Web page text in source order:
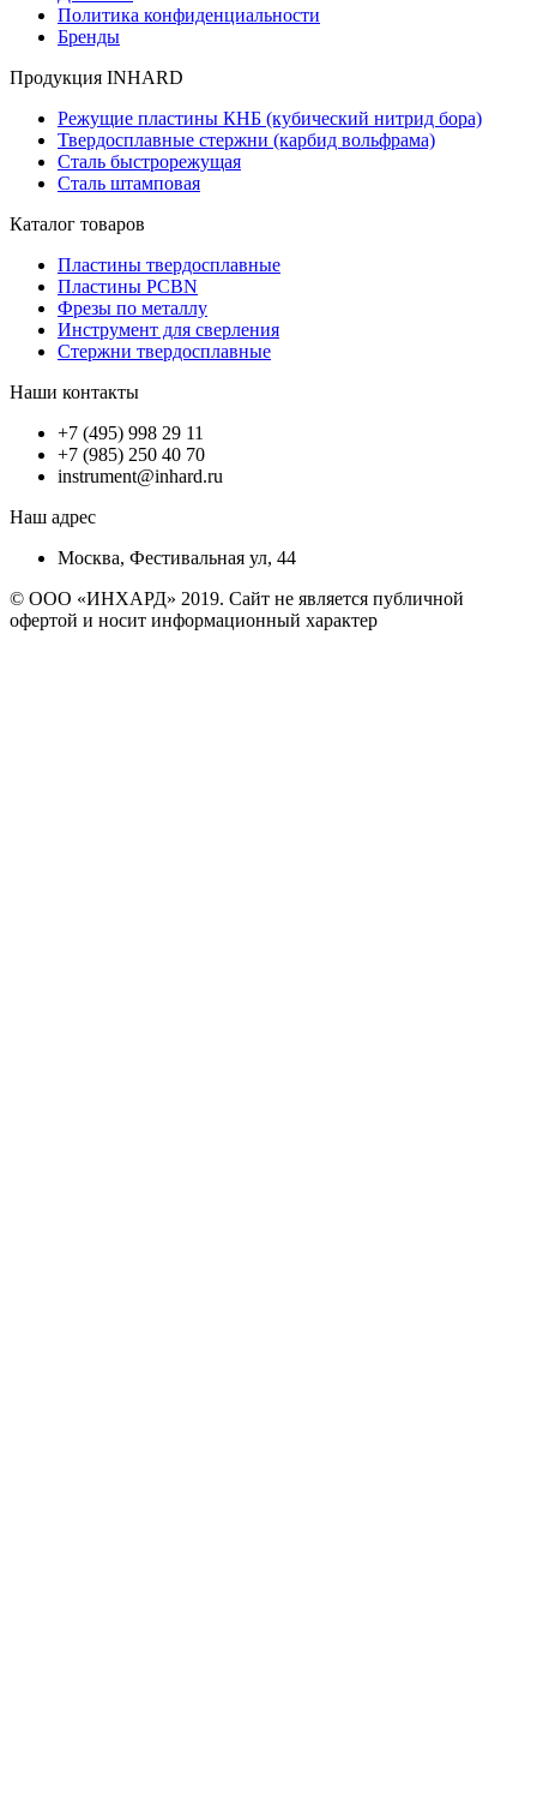
Политика конфиденциальности
Бренды
Продукция INHARD
Режущие пластины КНБ (кубический нитрид бора)
Твердосплавные стержни (карбид вольфрама)
Сталь быстрорежущая
Сталь штамповая
Каталог товаров
Пластины твердосплавные
Пластины PCBN
Фрезы по металлу
Инструмент для сверления
Стержни твердосплавные
Наши контакты
+7 (495) 998 29 11
+7 (985) 250 40 70
instrument@inhard.ru
Наш адрес
Москва, Фестивальная ул, 44
© ООО «ИНХАРД» 2019. Сайт не является публичной
офертой и носит информационный характер